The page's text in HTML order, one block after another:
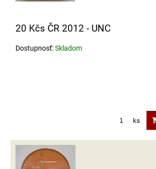
20 Kčs ČR 2012 - UNC
Dostupnosť:Skladom
ks